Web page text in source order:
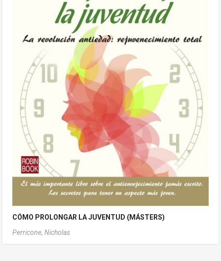
CÓMO PROLONGAR LA JUVENTUD (MÁSTERS)
Perricone, Nicholas